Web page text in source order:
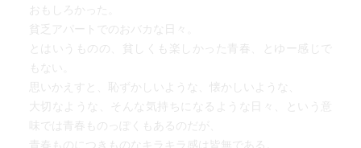
おもしろかった。
貧乏アパートでのおバカな日々。
とはいうものの、貧しくも楽しかった青春、とゆー感じで
もない。
思いかえすと、恥ずかしいような、懐かしいような、
大切なような、そんな気持ちになるような日々、という意
味では青春ものっぽくもあるのだが、
青春ものにつきものなキラキラ感は皆無である。